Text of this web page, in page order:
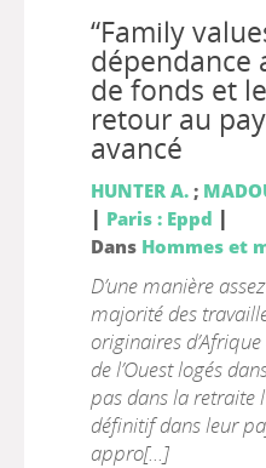
“Family
dépendance
de fonds et
retour au
avancé
HUNTER A.;
| Paris : Eppd |
Dans Hommes et
D’une manière
majorité des
originaires
de l’Ouest logés
pas dans la retraite
définitif dans leur
appro[...]